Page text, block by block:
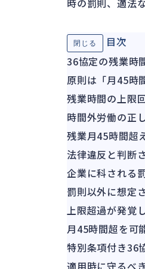
時の罰則、適法
閉じる
目次
36協定の残業時
原則は「月45時
残業時間の上限
時間外労働の正
残業月45時間超
法律違反と判断
企業に科される
罰則以外に想定
上限超過が発覚
月45時間超を可
特別条項付き36
適用時に守るべ